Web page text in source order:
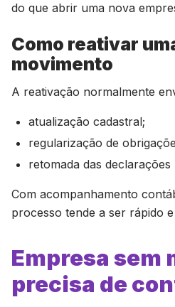
do que abrir uma nova
Como reativar
movimento
A reativação normalmente
atualização cadastral;
regularização de
retomada das declarações
Com acompanhamento
processo tende a ser rápido
Empresa sem
precisa de